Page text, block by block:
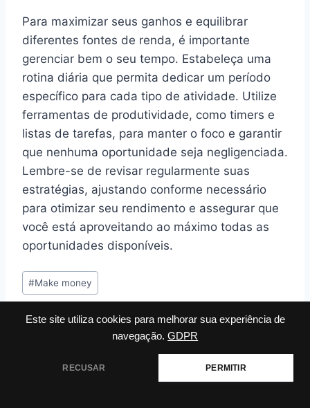
Este site utiliza cookies para melhorar sua experiência de
navegação. GDPR
RECUSAR PERMITIR
Para maximizar seus ganhos e equilibrar
diferentes fontes de renda, é importante
gerenciar bem o seu tempo. Estabeleça uma
rotina diária que permita dedicar um período
específico para cada tipo de atividade. Utilize
ferramentas de produtividade, como timers e
listas de tarefas, para manter o foco e garantir
que nenhuma oportunidade seja negligenciada.
Lembre-se de revisar regularmente suas
estratégias, ajustando conforme necessário
para otimizar seu rendimento e assegurar que
você está aproveitando ao máximo todas as
oportunidades disponíveis.
Tags
do
Post:
#Make money
Por Que o Marketing
Ganhar Dinheiro em